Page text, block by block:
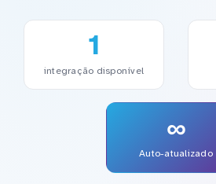
1
integração disponível
∞
Auto-atualizado